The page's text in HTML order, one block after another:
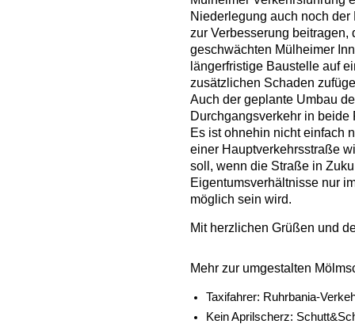
Niederlegung auch noch
zur Verbesserung beitragen,
geschwächten Mülheimer
längerfristige Baustelle auf
zusätzlichen Schaden
Auch der geplante Umbau
Durchgangsverkehr in
Es ist ohnehin nicht einfach
einer Hauptverkehrsstraße
soll, wenn die Straße in
Eigentumsverhältnisse nur
möglich sein wird.
Mit herzlichen Grüßen und
Mehr zur umgestalten
Taxifahrer: Ruhrbania-
Kein Aprilscherz: